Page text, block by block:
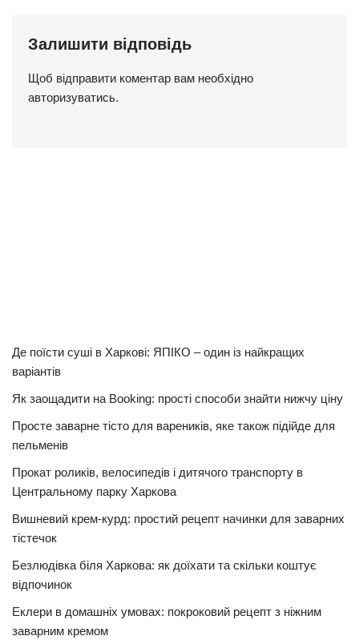
Залишити відповідь
Щоб відправити коментар вам необхідно
авторизуватись.
Де поїсти суші в Харкові: ЯПІКО – один із найкращих
варіантів
Як заощадити на Booking: прості способи знайти нижчу ціну
Просте заварне тісто для вареників, яке також підійде для
пельменів
Прокат роликів, велосипедів і дитячого транспорту в
Центральному парку Харкова
Вишневий крем-курд: простий рецепт начинки для заварних
тістечок
Безлюдівка біля Харкова: як доїхати та скільки коштує
відпочинок
Еклери в домашніх умовах: покроковий рецепт з ніжним
заварним кремом